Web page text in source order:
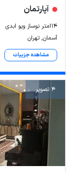
آپارتمان
۱۱۴متر نوساز ویو ابدی
آسمان, تهران
مشاهده جزییات
4 تصویر